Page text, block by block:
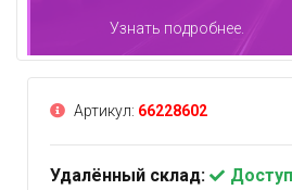
Узнать подробнее.
Артикул: 66228602
Удалённый склад: